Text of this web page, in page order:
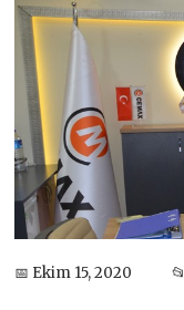
📅 Ekim 15, 2020